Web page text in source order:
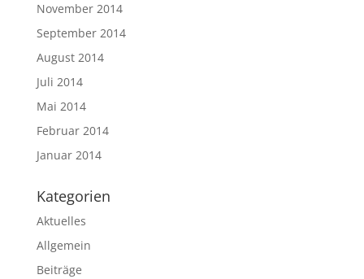
November 2014
September 2014
August 2014
Juli 2014
Mai 2014
Februar 2014
Januar 2014
Kategorien
Aktuelles
Allgemein
Beiträge